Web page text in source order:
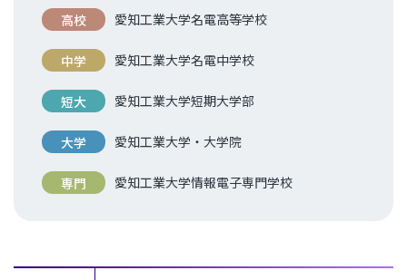
高校 愛知工業大学名電高等学校
中学 愛知工業大学名電中学校
短大 愛知工業大学短期大学部
大学 愛知工業大学・大学院
専門 愛知工業大学情報電子専門学校